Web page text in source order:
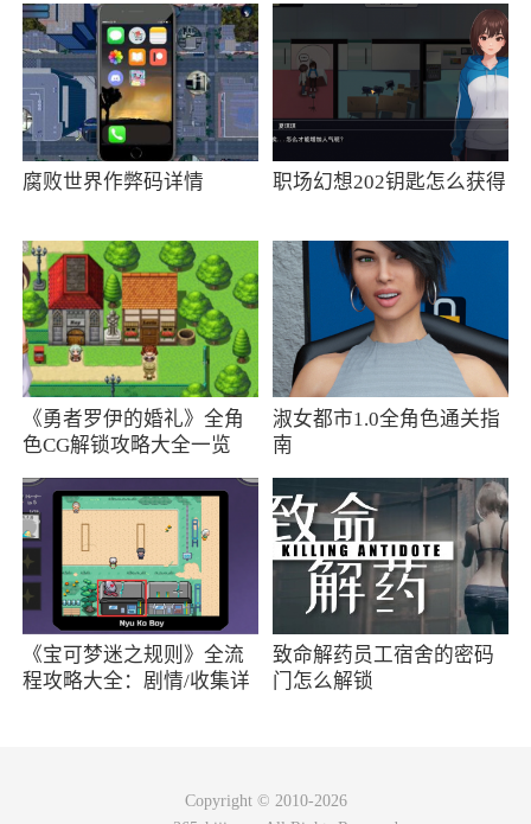
号授权就可以登录无需再次注册；
2、线上更有达人分享好物，超多专场活动可
以参与；
软件特色
下单即可轻松完成购物
2、有着超多的优惠券在线，大家在下单之
前，先领券，就可以大省一笔
3、每个种类的商品都有多个品牌可以选择，
详细的文字介绍，方便进行选择
4、售后服务非常可靠，24小时为您服务，
解决各种困难和疑惑，十分强大
小编评价
1、人在海外，掉队已久，发出一些外宾疑
问：1. 如果pc端不再维护，那就把域名注销，而
登陆-然后输入个人信息-短信验证再来一轮。2.
腐败世界作弊码详情 职场幻想202钥匙怎么获得
《勇者罗伊的婚礼》全角
色CG解锁攻略大全一览
淑女都市1.0全角色通关指
南
《宝可梦迷之规则》全流
程攻略大全：剧情/收集详
致命解药员工宿舍的密码
门怎么解锁
Copyright © 2010-2026